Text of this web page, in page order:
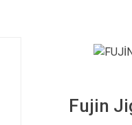
Fujin